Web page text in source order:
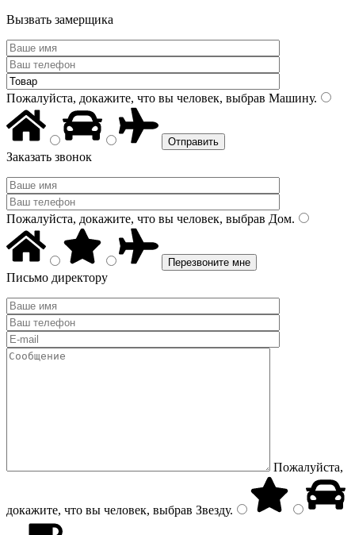
Вызвать замерщика
Пожалуйста, докажите, что вы человек, выбрав Машину.
Заказать звонок
Пожалуйста, докажите, что вы человек, выбрав Дом.
Письмо директору
Пожалуйста,
докажите, что вы человек, выбрав Звезду.